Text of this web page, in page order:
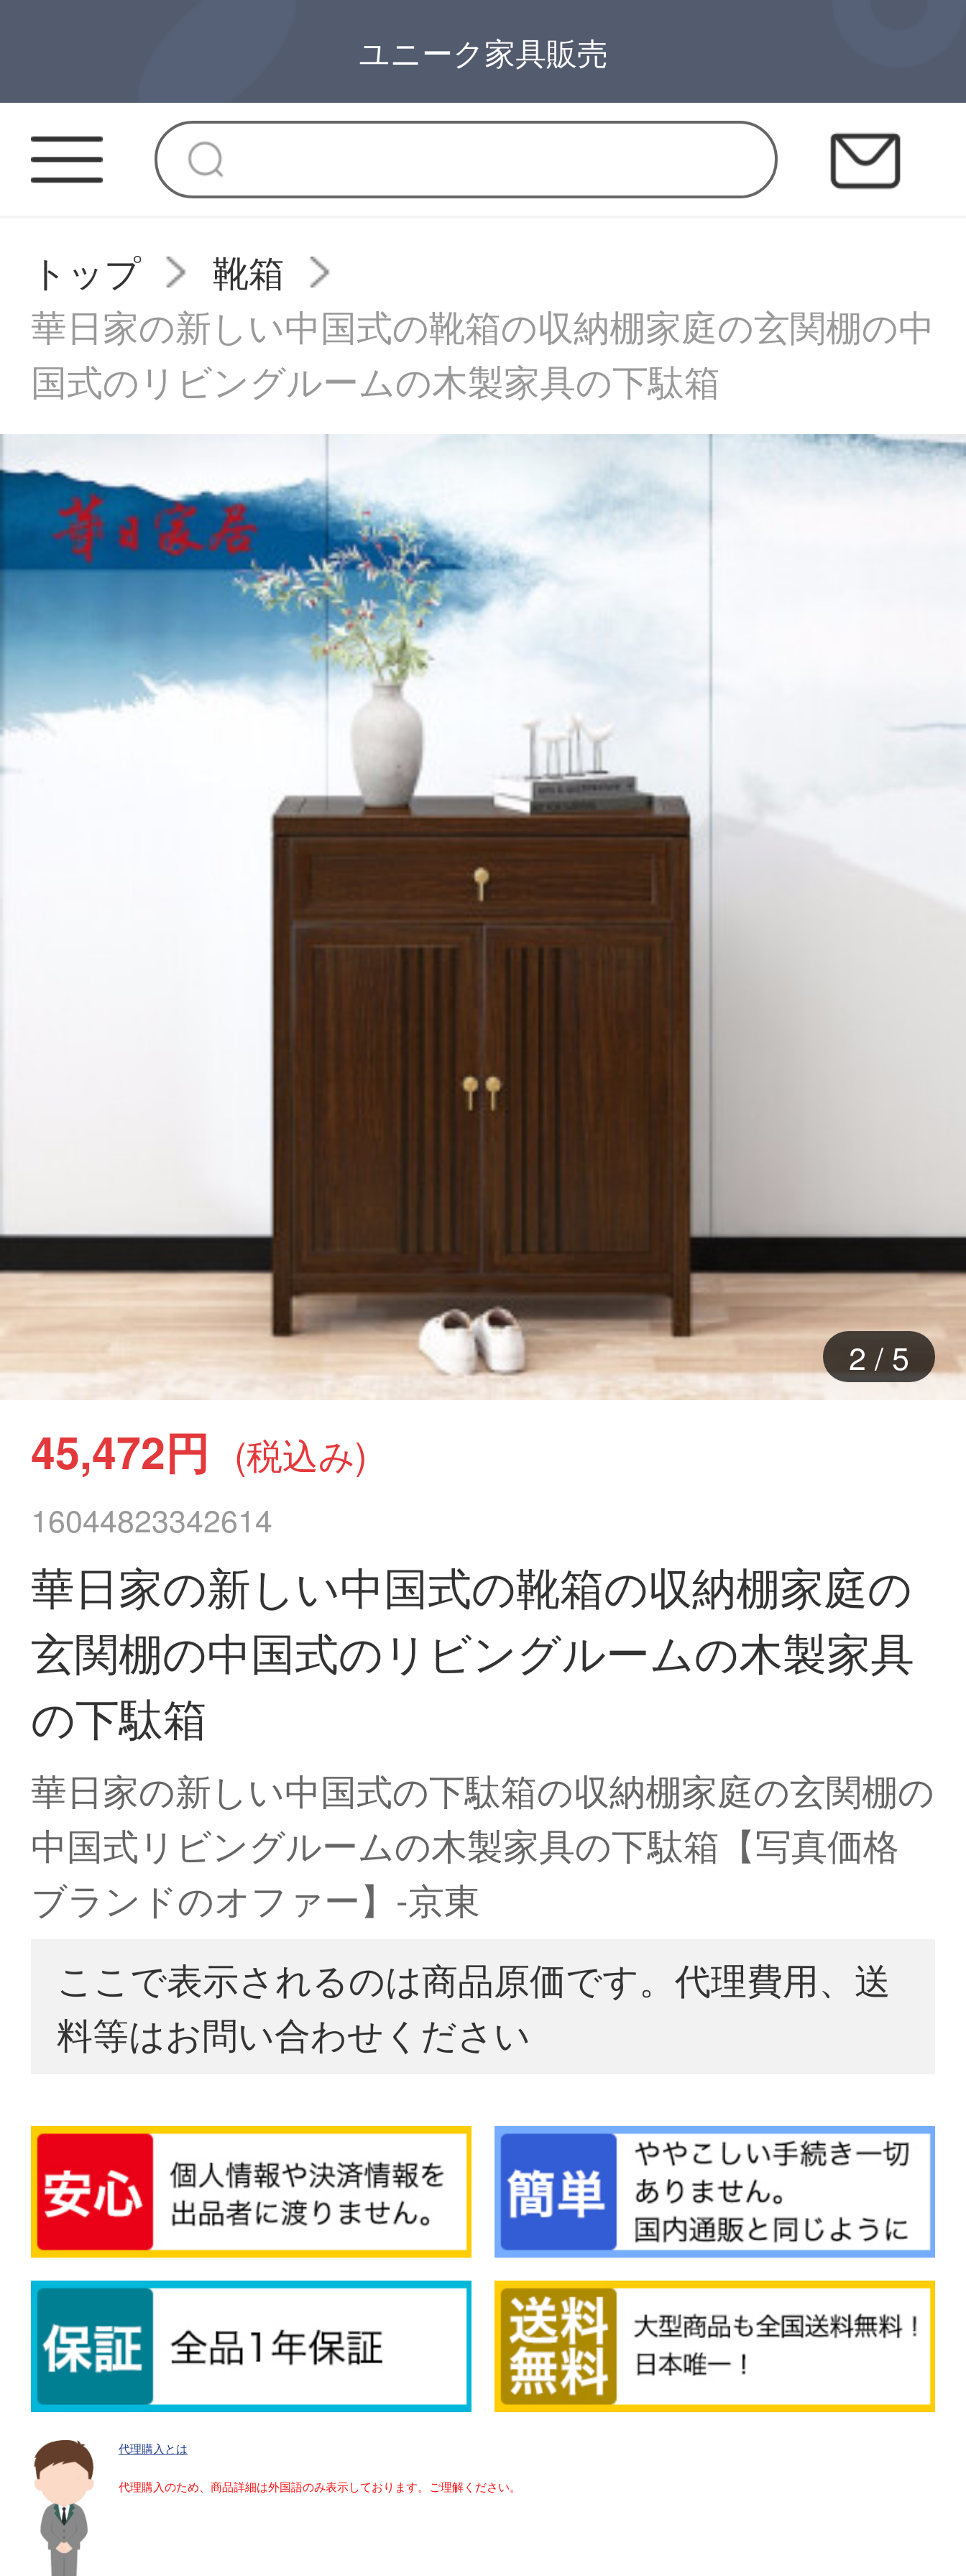
ユニーク家具販売
トップ
靴箱
華日家の新しい中国式の靴箱の収納棚家庭の玄関棚の中
国式のリビングルームの木製家具の下駄箱
2 / 5
45,472円 (税込み)
16044823342614
華日家の新しい中国式の靴箱の収納棚家庭の
玄関棚の中国式のリビングルームの木製家具
の下駄箱
華日家の新しい中国式の下駄箱の収納棚家庭の玄関棚の
中国式リビングルームの木製家具の下駄箱【写真価格
ブランドのオファー】-京東
ここで表示されるのは商品原価です。代理費用、送
料等はお問い合わせください
代理購入とは
代理購入のため、商品詳細は外国語のみ表示しております。ご理解ください。